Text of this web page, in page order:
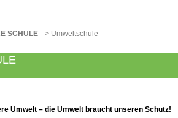
SCHULE > Umweltschule
Umwelt – die Umwelt braucht unseren Schutz!